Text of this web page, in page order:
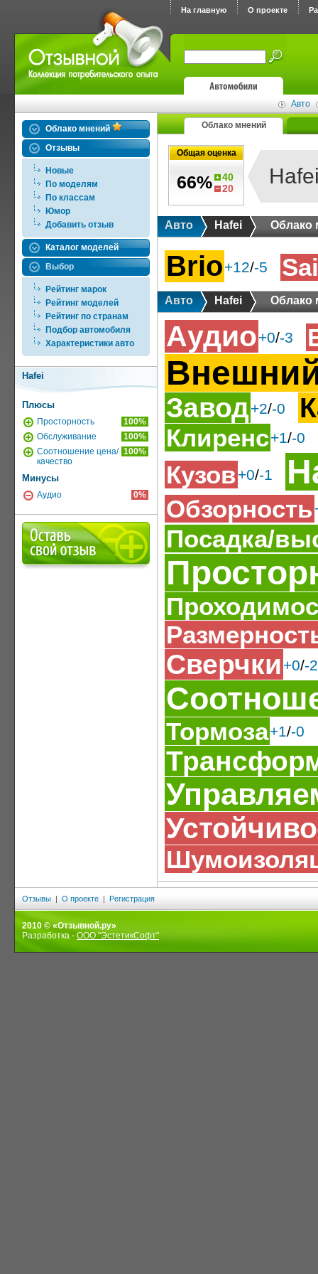
На главную О проекте
Авто
Облако мнений
Отзывы
Новые
По моделям
По классам
Юмор
Добавить отзыв
Каталог моделей
Выбор
Рейтинг марок
Рейтинг моделей
Рейтинг по странам
Подбор автомобиля
Характеристики авто
Hafei
Плюсы
Просторность
100%
Обслуживание
100%
Соотношение цена/
качество
100%
Минусы
Аудио 0%
Облако мнений
Общая оценка
66%
40
20
Авто Hafei Облако
Brio+12/-5
Авто Hafei Облако
Аудио+0/-3
Завод+2/-0
Клиренс+1/-0
Кузов +0/-1
Обзорность
Посадка/
Сверчки +0/-2
Тормоза+1/-0
Отзывы | О проекте | Регистрация
2010 © «Отзывной.ру»
Разработка - ООО "ЭстетикСофт"